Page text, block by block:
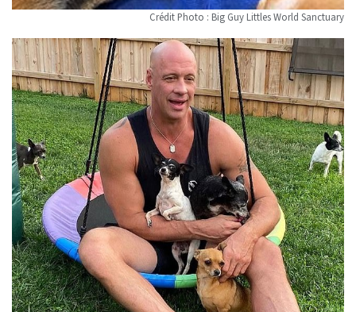
Crédit Photo : Big Guy Littles World Sanctuary